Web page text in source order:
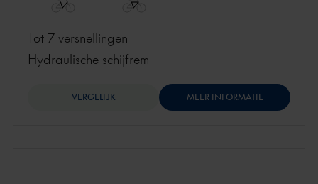
Tot 7 versnellingen
hydraulische schijfrem
VERGELIJK MEER INFORMATIE